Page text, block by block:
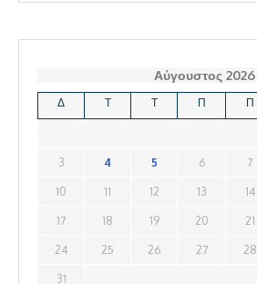
Αύγουστος 2026
Δ Τ Τ Π Π
3 4 5 6 7
10 11 12 13 14
17 18 19 20 21
24 25 26 27 28
31